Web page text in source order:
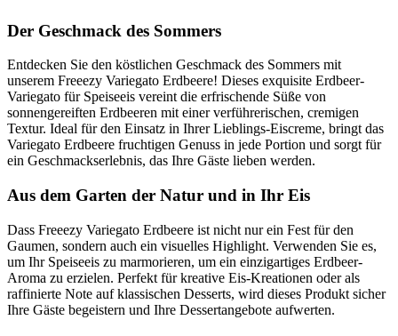
Der Geschmack des Sommers
Entdecken Sie den köstlichen Geschmack des Sommers mit
unserem Freeezy Variegato Erdbeere! Dieses exquisite Erdbeer-
Variegato für Speiseeis vereint die erfrischende Süße von
sonnengereiften Erdbeeren mit einer verführerischen, cremigen
Textur. Ideal für den Einsatz in Ihrer Lieblings-Eiscreme, bringt das
Variegato Erdbeere fruchtigen Genuss in jede Portion und sorgt für
ein Geschmackserlebnis, das Ihre Gäste lieben werden.
Aus dem Garten der Natur und in Ihr Eis
Dass Freeezy Variegato Erdbeere ist nicht nur ein Fest für den
Gaumen, sondern auch ein visuelles Highlight. Verwenden Sie es,
um Ihr Speiseeis zu marmorieren, um ein einzigartiges Erdbeer-
Aroma zu erzielen. Perfekt für kreative Eis-Kreationen oder als
raffinierte Note auf klassischen Desserts, wird dieses Produkt sicher
Ihre Gäste begeistern und Ihre Dessertangebote aufwerten.